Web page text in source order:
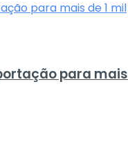
para mais